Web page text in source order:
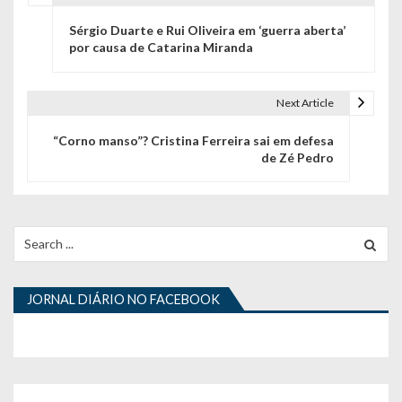
ã
o
d
Sérgio Duarte e Rui Oliveira em ‘guerra aberta’
por causa de Catarina Miranda
Next Article
“Corno manso”? Cristina Ferreira sai em defesa
de Zé Pedro
for:
JORNAL DIÁRIO NO FACEBOOK